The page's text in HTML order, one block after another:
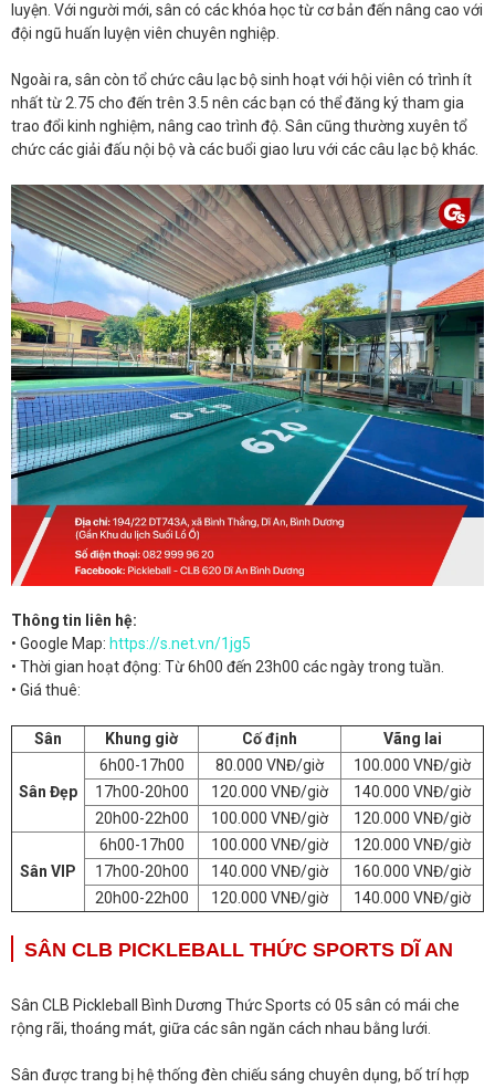
luyện. Với người mới, sân có các khóa học từ cơ bản đến nâng cao với
đội ngũ huấn luyện viên chuyên nghiệp.
Ngoài ra, sân còn tổ chức câu lạc bộ sinh hoạt với hội viên có trình ít
nhất từ 2.75 cho đến trên 3.5 nên các bạn có thể đăng ký tham gia
trao đổi kinh nghiệm, nâng cao trình độ. Sân cũng thường xuyên tổ
chức các giải đấu nội bộ và các buổi giao lưu với các câu lạc bộ khác.
Thông tin liên hệ:
• Google Map: https://s.net.vn/1jg5
• Thời gian hoạt động: Từ 6h00 đến 23h00 các ngày trong tuần.
• Giá thuê:
Sân Khung giờ Cố định Vãng lai
Sân Đẹp
6h00-17h00 80.000 VNĐ/giờ
100.000 VNĐ/giờ
17h00-20h00
120.000 VNĐ/giờ
140.000 VNĐ/giờ
20h00-22h00
100.000 VNĐ/giờ 120.000 VNĐ/giờ
Sân VIP
6h00-17h00 100.000 VNĐ/giờ
120.000 VNĐ/giờ
17h00-20h00
140.000 VNĐ/giờ
160.000 VNĐ/giờ
20h00-22h00
120.000 VNĐ/giờ 140.000 VNĐ/giờ
SÂN CLB PICKLEBALL THỨC SPORTS DĨ AN
Sân CLB Pickleball Bình Dương Thức Sports có 05 sân có mái che
rộng rãi, thoáng mát, giữa các sân ngăn cách nhau bằng lưới.
Sân được trang bị hệ thống đèn chiếu sáng chuyên dụng, bố trí hợp